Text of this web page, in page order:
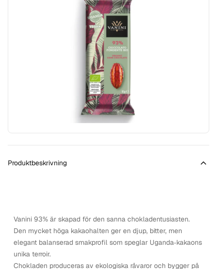
Produktbeskrivning
Vanini 93% är skapad för den sanna chokladentusiasten.
Den mycket höga kakaohalten ger en djup, bitter, men
elegant balanserad smakprofil som speglar Uganda‑kakaons
unika terroir.
Chokladen produceras av ekologiska råvaror och bygger på